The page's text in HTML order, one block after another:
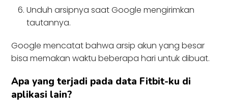
Unduh arsipnya saat Google mengirimkan
tautannya.
Google mencatat bahwa arsip akun yang besar
bisa memakan waktu beberapa hari untuk dibuat.
Apa yang terjadi pada data Fitbit-ku di
aplikasi lain?